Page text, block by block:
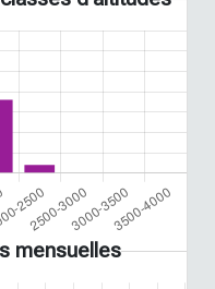
mensuelles